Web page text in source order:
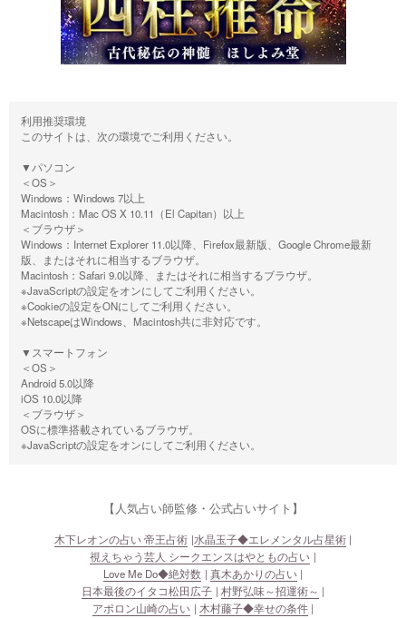
利用推奨環境
このサイトは、次の環境でご利用ください。
▼パソコン
＜OS＞
Windows：Windows 7以上
Macintosh：Mac OS X 10.11（El Capitan）以上
＜ブラウザ＞
Windows：Internet Explorer 11.0以降、Firefox最新版、Google Chrome最新
版、またはそれに相当するブラウザ。
Macintosh：Safari 9.0以降、またはそれに相当するブラウザ。
※JavaScriptの設定をオンにしてご利用ください。
※Cookieの設定をONにしてご利用ください。
※NetscapeはWindows、Macintosh共に非対応です。
▼スマートフォン
＜OS＞
Android 5.0以降
iOS 10.0以降
＜ブラウザ＞
OSに標準搭載されているブラウザ。
※JavaScriptの設定をオンにしてご利用ください。
【人気占い師監修・公式占いサイト】
木下レオンの占い 帝王占術 水晶玉子◆エレメンタル占星術
視えちゃう芸人 シークエンスはやともの占い
Love Me Do◆絶対数
真木あかりの占い
日本最後のイタコ松田広子
村野弘味～招運術～
アポロン山崎の占い
木村藤子◆幸せの条件